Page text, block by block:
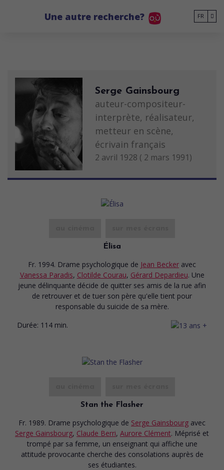
Une autre recherche? FR
Serge Gainsbourg
auteur-compositeur-
interprète, réalisateur,
metteur en scène,
écrivain français
2 avril 1928 ( 2 mars 1991)
Élisa
Fr. 1994. Drame psychologique de Jean Becker avec
Vanessa Paradis, Clotilde Courau, Gérard Depardieu. Une
jeune délinquante décide de quitter ses amis de la rue afin
de retrouver et de tuer son père qu'elle tient pour
responsable du suicide de sa mère.
Durée: 114 min.
Stan the Flasher
Fr. 1989. Drame psychologique de Serge Gainsbourg avec
Serge Gainsbourg, Claude Berri, Aurore Clément. Méprisé et
trompé par sa femme, un enseignant qui affiche une
attitude provocante cherche des consolations auprès de
ses étudiantes.